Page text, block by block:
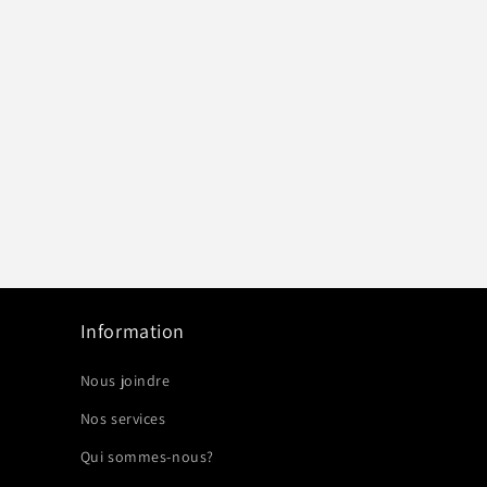
Information
Nous joindre
Nos services
Qui sommes-nous?